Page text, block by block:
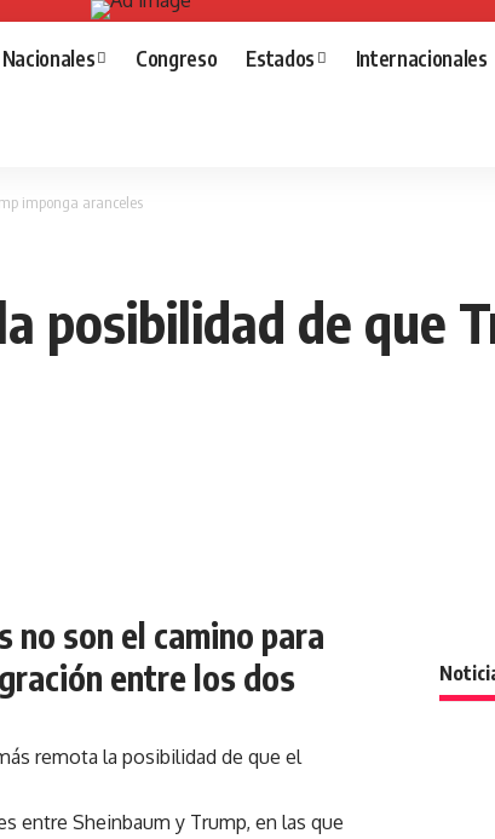
Nacionales Congreso Estados Internacionales
imponga aranceles
posibilidad de que
no son el camino para
entre los dos
remota la posibilidad de que el
entre Sheinbaum y Trump, en las que